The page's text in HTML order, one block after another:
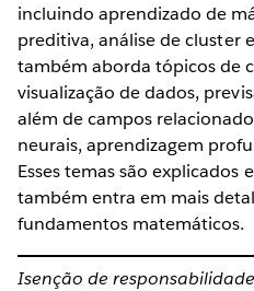
incluindo aprendizado de
preditiva, análise de cluster
também aborda tópicos de
visualização de dados,
além de campos
neurais, aprendizagem
Esses temas são explicados
também entra em mais
fundamentos matemáticos.
Isenção de